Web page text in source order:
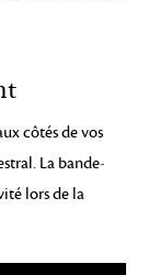
côtés de vos
La bande-
lors de la